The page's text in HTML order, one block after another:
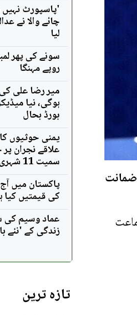
'پاسپورٹ نہیں
چائے والا نے
لیا
سونے کی پھر
روپے مہنگا
میر رضا علی
ہوگی، نیا
بورڈ بحال
یمنی حوثیوں
علاقے نجران
سمیت 11 شہری زخمی
پاکستان میں
کی قیمتیں کیا
عماد وسیم کی
زندگی کے 'نئے
تازہ ترین